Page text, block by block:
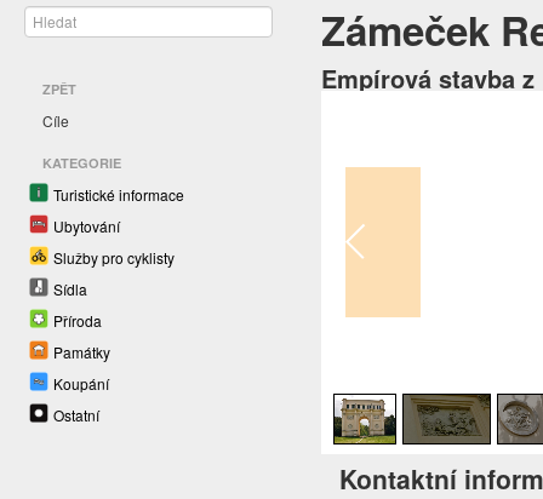
ZPĚT
Cíle
KATEGORIE
Turistické informace
Ubytování
Služby pro cyklisty
Sídla
Příroda
Památky
Koupání
Ostatní
Zámeček
Empírová stavba
Kontaktní